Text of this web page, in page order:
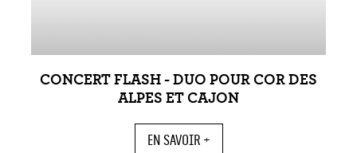
CONCERT FLASH - DUO POUR COR DES
ALPES ET CAJON
EN SAVOIR +